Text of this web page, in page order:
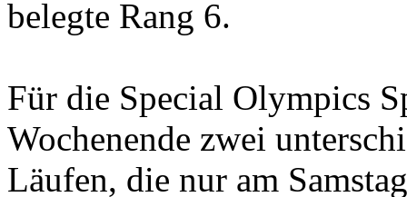
belegte Rang 6.
Für die Special Olympics
Wochenende zwei
Läufen, die nur am